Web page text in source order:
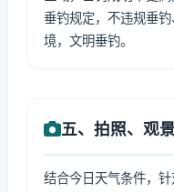
垂钓规定，不违规垂
境，文明垂钓。
五、拍照、观
结合今日天气条件，